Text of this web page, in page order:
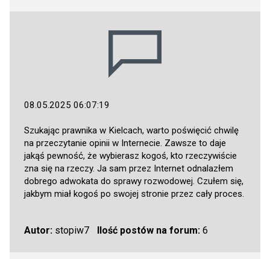
08.05.2025 06:07:19
Szukając prawnika w Kielcach, warto poświęcić chwilę
na przeczytanie opinii w Internecie. Zawsze to daje
jakąś pewność, że wybierasz kogoś, kto rzeczywiście
zna się na rzeczy. Ja sam przez Internet odnalazłem
dobrego adwokata do sprawy rozwodowej. Czułem się,
jakbym miał kogoś po swojej stronie przez cały proces.
Autor: stopiw7 Ilość postów na forum:6